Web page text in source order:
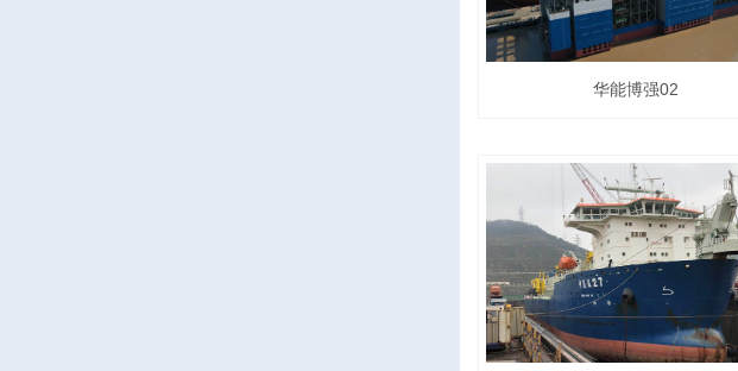
华能博强02